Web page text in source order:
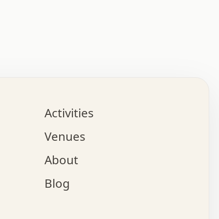
.   .   .   .   .   .   .   .   x   .   .   .   .
o   .   .   .   .   .   .   .   .   x   .   .   .
.   .   .   :   .   .   .   x   .   .   .   :   .
.   .   .   +   .   .   .   .   .   .   .   .   x
.   .   x   .   .   .   .   .   .   :   .   .   .
.   .   .   .   .   +   .   .   .   .   x   .   .
.   .   .   .   x   .   .   o   .   .   .   .   .
.   .   .   .   .   .   .   .   .   .   .   .   .
x   .   .   .   .   .   +   .   .   x   .   .   .
.   .   .   .   +   o   .   .   .   .   .   x   .
Activities
Venues
About
Blog